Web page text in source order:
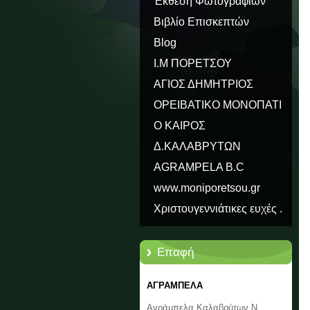
Βιβλίο Επισκεπτών
Blog
Ι.Μ ΠΟΡΕΤΣΟΥ
ΑΓΙΟΣ ΔΗΜΗΤΡΙΟΣ
ΟΡΕΙΒΑΤΙΚΟ ΜΟΝΟΠΑΤΙ
ΠΑΥΣΑΝΙΑ Ε31
Ο ΚΑΙΡΟΣ
Δ.ΚΑΛΑΒΡΥΤΩΝ
AGRAMPELA B.C
www.moniporetsou.gr
Χριστουγεννιάτικες ευχές .
Επαφή
ΑΓΡΑΜΠΕΛΑ
Αγράμπελα Καλαβρύτων Ν.